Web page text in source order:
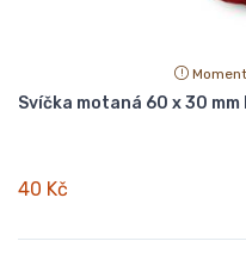
Svíčka motaná 60 x 30 mm
40 Kč